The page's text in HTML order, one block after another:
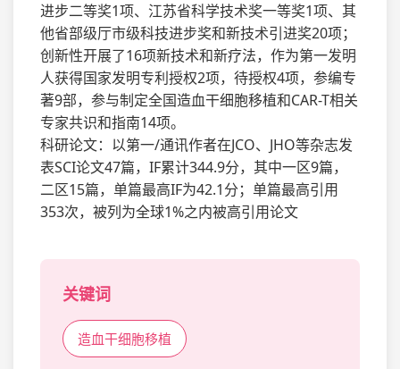
进步二等奖1项、江苏省科学技术奖一等奖1项、其
他省部级厅市级科技进步奖和新技术引进奖20项；
创新性开展了16项新技术和新疗法，作为第一发明
人获得国家发明专利授权2项，待授权4项，参编专
著9部，参与制定全国造血干细胞移植和CAR-T相关
专家共识和指南14项。
科研论文：以第一/通讯作者在JCO、JHO等杂志发
表SCI论文47篇，IF累计344.9分，其中一区9篇，
二区15篇，单篇最高IF为42.1分；单篇最高引用
353次，被列为全球1%之内被高引用论文
关键词
造血干细胞移植